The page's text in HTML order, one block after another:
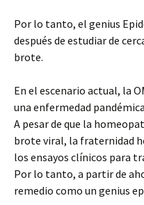
Por lo tanto, el genius
después de estudiar de
brote.
En el escenario actual, la
una enfermedad
A pesar de que la
brote viral, la fraternidad
los ensayos clínicos para
Por lo tanto, a partir de
remedio como un genius